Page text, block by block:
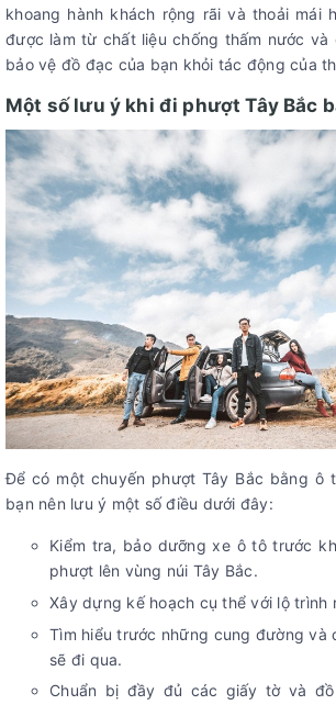
khoang hành khách rộng rãi và thoải mái
được làm từ chất liệu chống thấm nước và
bảo vệ đồ đạc của bạn khỏi tác động của
Một số lưu ý khi đi phượt Tây Bắc
Để có một chuyến phượt Tây Bắc bằng ô
bạn nên lưu ý một số điều dưới đây:
Kiểm tra, bảo dưỡng xe ô tô trước
phượt lên vùng núi Tây Bắc.
Xây dựng kế hoạch cụ thể với lộ trình
Tìm hiểu trước những cung đường và
sẽ đi qua.
Chuẩn bị đầy đủ các giấy tờ và